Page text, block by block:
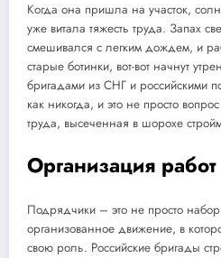
Когда она пришла на участок,
уже витала тяжесть труда. Запах
смешивался с легким дождем, и
старые ботинки, вот-вот начнут
бригадами из СНГ и российскими
как никогда, и это не просто
труда, высеченная в шорохе
Организация
Подрядчики – это не просто
организованное движение, в
свою роль. Российские бригады